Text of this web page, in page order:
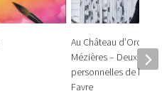
Au Château d’Oron et
Mézières – Deux
personnelles de
Favre